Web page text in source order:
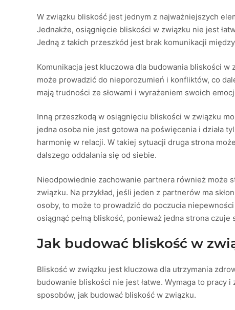
W związku bliskość jest jednym z najważniejszych
Jednakże, osiągnięcie bliskości w związku nie jest
Jedną z takich przeszkód jest brak komunikacji
Komunikacja jest kluczowa dla budowania bliskości
może prowadzić do nieporozumień i konfliktów, co
mają trudności ze słowami i wyrażeniem swoich
Inną przeszkodą w osiągnięciu bliskości w związku
jedna osoba nie jest gotowa na poświęcenia i działa
harmonię w relacji. W takiej sytuacji druga strona
dalszego oddalania się od siebie.
Nieodpowiednie zachowanie partnera również może
związku. Na przykład, jeśli jeden z partnerów ma
osoby, to może to prowadzić do poczucia
osiągnąć pełną bliskość, ponieważ jedna strona
Jak budować bliskość w
Bliskość w związku jest kluczowa dla utrzymania
budowanie bliskości nie jest łatwe. Wymaga to pracy
sposobów, jak budować bliskość w związku.